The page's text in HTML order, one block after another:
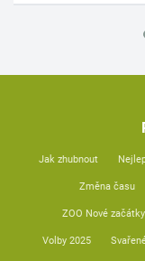
Jak zhubnout
Změna času
ZOO Nové začátky
Volby 2025